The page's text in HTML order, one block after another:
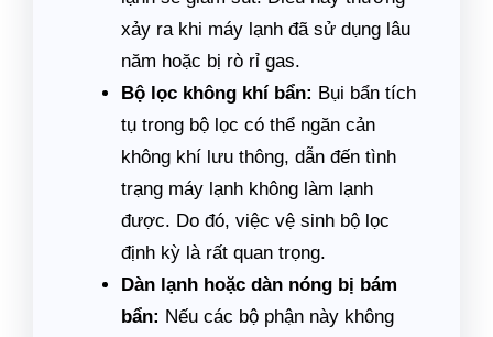
xảy ra khi máy lạnh đã sử dụng lâu
năm hoặc bị rò rỉ gas.
Bộ lọc không khí bẩn: Bụi bẩn tích
tụ trong bộ lọc có thể ngăn cản
không khí lưu thông, dẫn đến tình
trạng máy lạnh không làm lạnh
được. Do đó, việc vệ sinh bộ lọc
định kỳ là rất quan trọng.
Dàn lạnh hoặc dàn nóng bị bám
bẩn: Nếu các bộ phận này không